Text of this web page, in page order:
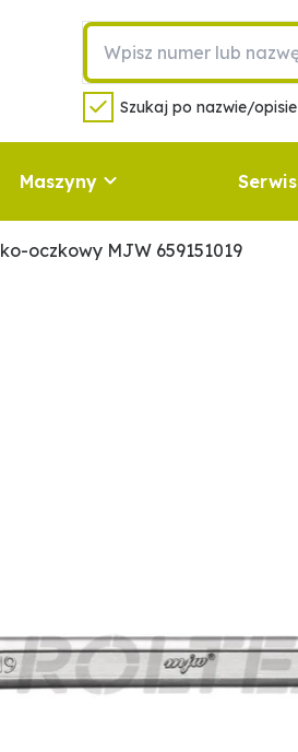
Szukaj po nazwie/opisie
Maszyny Serwis
oczkowy MJW 659151019